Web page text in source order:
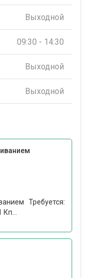
Выходной
09:30 - 14:30
Выходной
Выходной
Требуется: